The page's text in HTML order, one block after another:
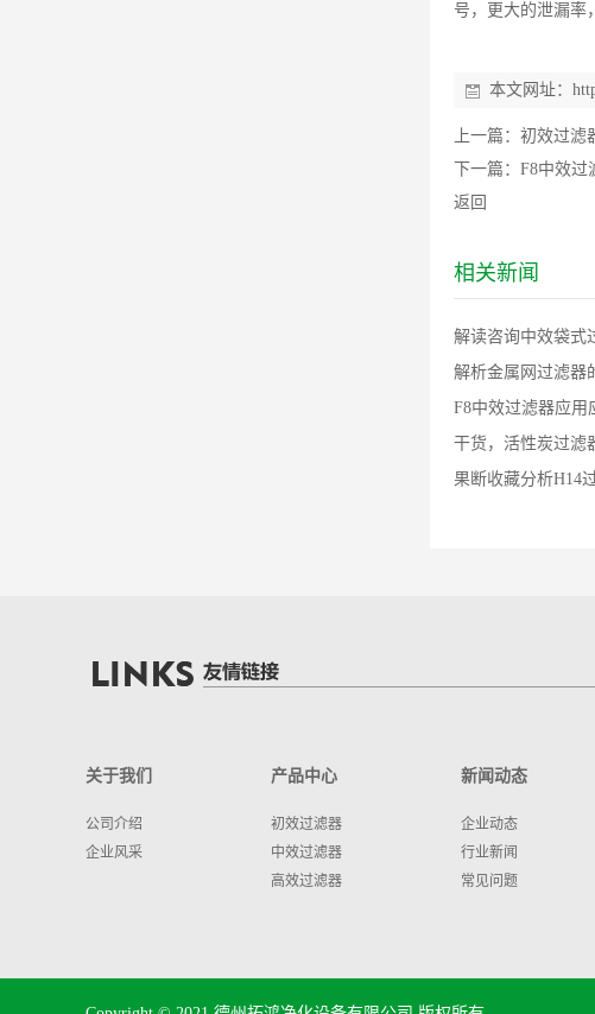
号，更大的泄漏率
本文网址：
上一篇： 初效过滤
下一篇： F8中效过
返回
相关新闻
解读咨询中效袋式
解析金属网过滤器
F8中效过滤器应用
干货，活性炭过滤
果断收藏分析H14
关于我们
公司介绍
企业风采
产品中心
初效过滤器
中效过滤器
高效过滤器
新闻动态
企业动态
行业新闻
常见问题